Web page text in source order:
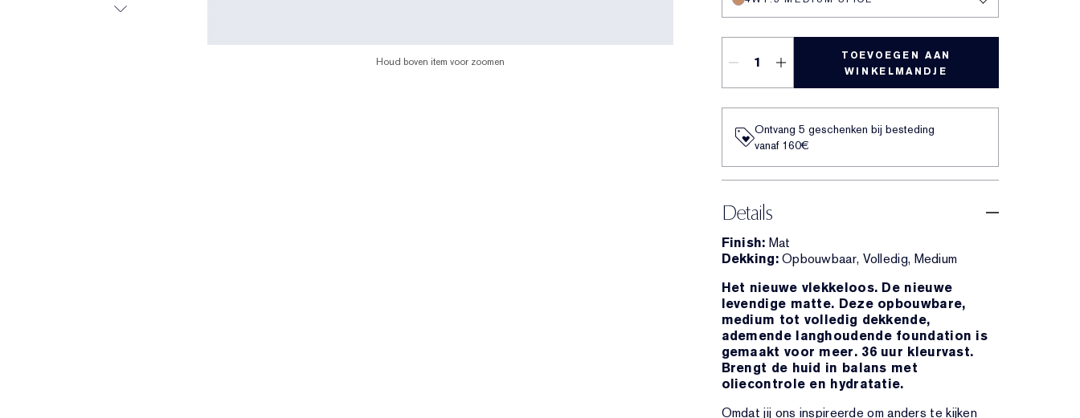
Houd boven item voor zoomen
TOEVOEGEN AAN
WINKELMANDJE
Ontvang 5 geschenken bij besteding
vanaf 160€
Details
Finish: Mat
Dekking:Opbouwbaar, Volledig, Medium
Het nieuwe vlekkeloos. De nieuwe
levendige matte. Deze opbouwbare,
medium tot volledig dekkende,
ademende langhoudende foundation is
gemaakt voor meer. 36 uur kleurvast.
Brengt de huid in balans met
oliecontrole en hydratatie.
Omdat jij ons inspireerde om anders te kijken